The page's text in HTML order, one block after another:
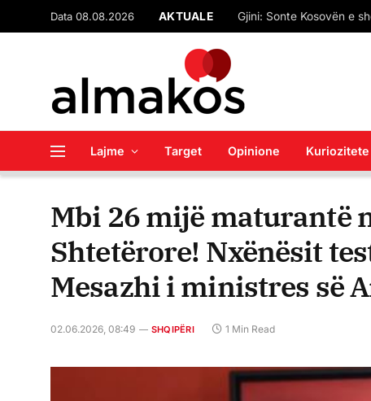
Data 08.08.2026 AKTUALE “Çfarë pret SPAK-u”?
Lajme Target Opinione Kuriozitete
Mbi 26 mijë maturantë
Shtetërore! Nxënësit
Mesazhi i ministres së
02.06.2026, 08:49 SHQIPËRI 1 Min Read